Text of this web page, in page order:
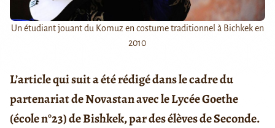
Un étudiant jouant du Komuz en costume traditionnel à Bichkek en
2010
L’article qui suit a été rédigé dans le cadre du
partenariat de Novastan avec le Lycée Goethe
(école n°23) de Bishkek, par des élèves de Seconde.